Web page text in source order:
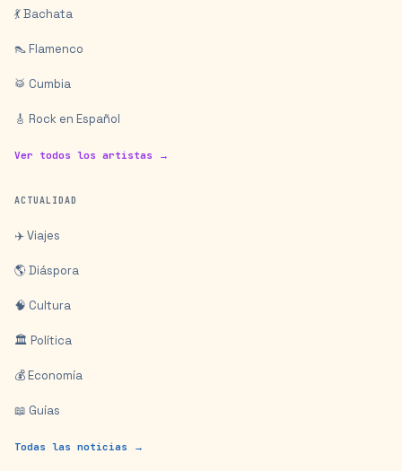
💃 Bachata
👠 Flamenco
🥁 Cumbia
🎸 Rock en Español
Ver todos los artistas →
ACTUALIDAD
✈️ Viajes
🌎 Diáspora
🧠 Cultura
🏛️ Política
💰 Economía
📖 Guías
Todas las noticias →